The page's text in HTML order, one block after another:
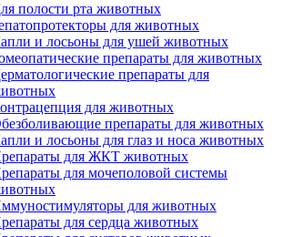
полости рта животных
для животных
и лосьоны для ушей животных
препараты для животных
препараты для
для животных
препараты для животных
и лосьоны для глаз и носа животных
для ЖКТ животных
для мочеполовой системы
для животных
для сердца животных